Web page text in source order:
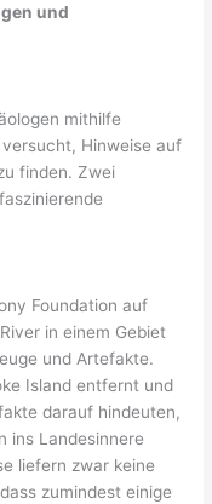
und
mithilfe
Hinweise auf
finden. Zwei
Foundation auf
in einem Gebiet
und Artefakte.
Island entfernt und
darauf hindeuten,
ins Landesinnere
liefern zwar keine
zumindest einige